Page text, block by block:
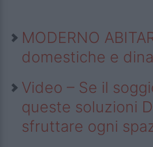
MODERNO
domestiche e
Video – Se il
queste soluzioni
sfruttare ogni